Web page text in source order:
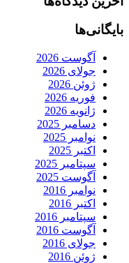
بایگانی‌ها
آگوست 2026
جولای 2026
ژوئن 2026
فوریه 2026
ژانویه 2026
دسامبر 2025
نوامبر 2025
اکتبر 2025
سپتامبر 2025
آگوست 2025
نوامبر 2016
اکتبر 2016
سپتامبر 2016
آگوست 2016
جولای 2016
ژوئن 2016